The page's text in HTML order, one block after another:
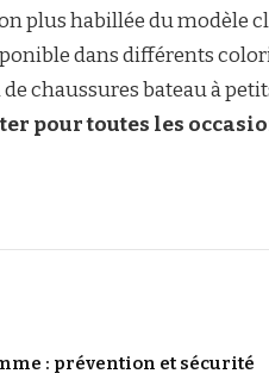
plus habillée du modèle
dans différents
chaussures bateau à
pour toutes les
: prévention et sécurité